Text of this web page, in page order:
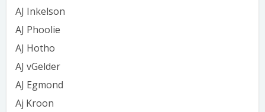
AJ Inkelson
AJ Phoolie
AJ Hotho
AJ vGelder
AJ Egmond
Aj Kroon